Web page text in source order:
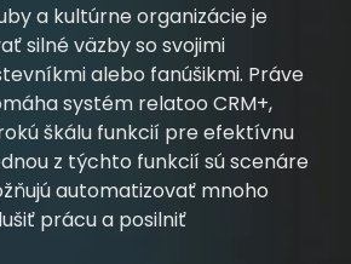
a kultúrne organizácie je
silné väzby so svojimi
alebo fanúšikmi. Práve
systém relatoo CRM+,
škálu funkcií pre efektívnu
z týchto funkcií sú scenáre
automatizovať mnoho
prácu a posilniť